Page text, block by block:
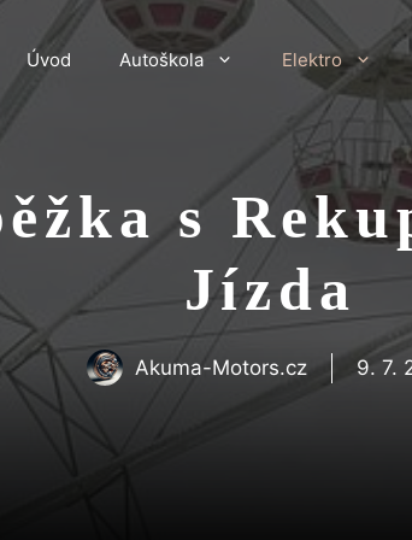
Úvod Autoškola Elektro
s
Jízda
Akuma-Motors.cz 9. 7.